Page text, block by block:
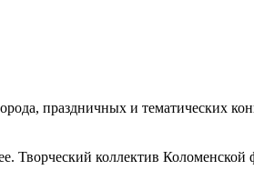
праздничных и тематических
Творческий коллектив